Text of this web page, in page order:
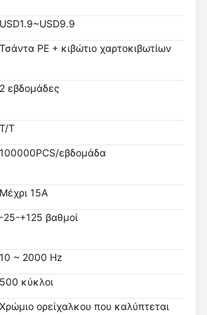
USD1.9~USD9.9
Τσάντα PE + κιβώτιο χαρτοκιβωτίων
2 εβδομάδες
T/T
100000PCS/εβδομάδα
Μέχρι 15A
-25-+125 βαθμοί
10 ~ 2000 Hz
500 κύκλοι
Χρώμιο ορείχαλκου που καλύπτεται